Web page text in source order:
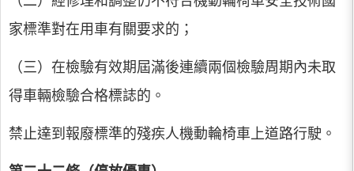
家標準對在用車有關要求的；
（三）在檢驗有效期屆滿後連續兩個檢驗周期內未取
得車輛檢驗合格標誌的。
禁止達到報廢標準的殘疾人機動輪椅車上道路行駛。